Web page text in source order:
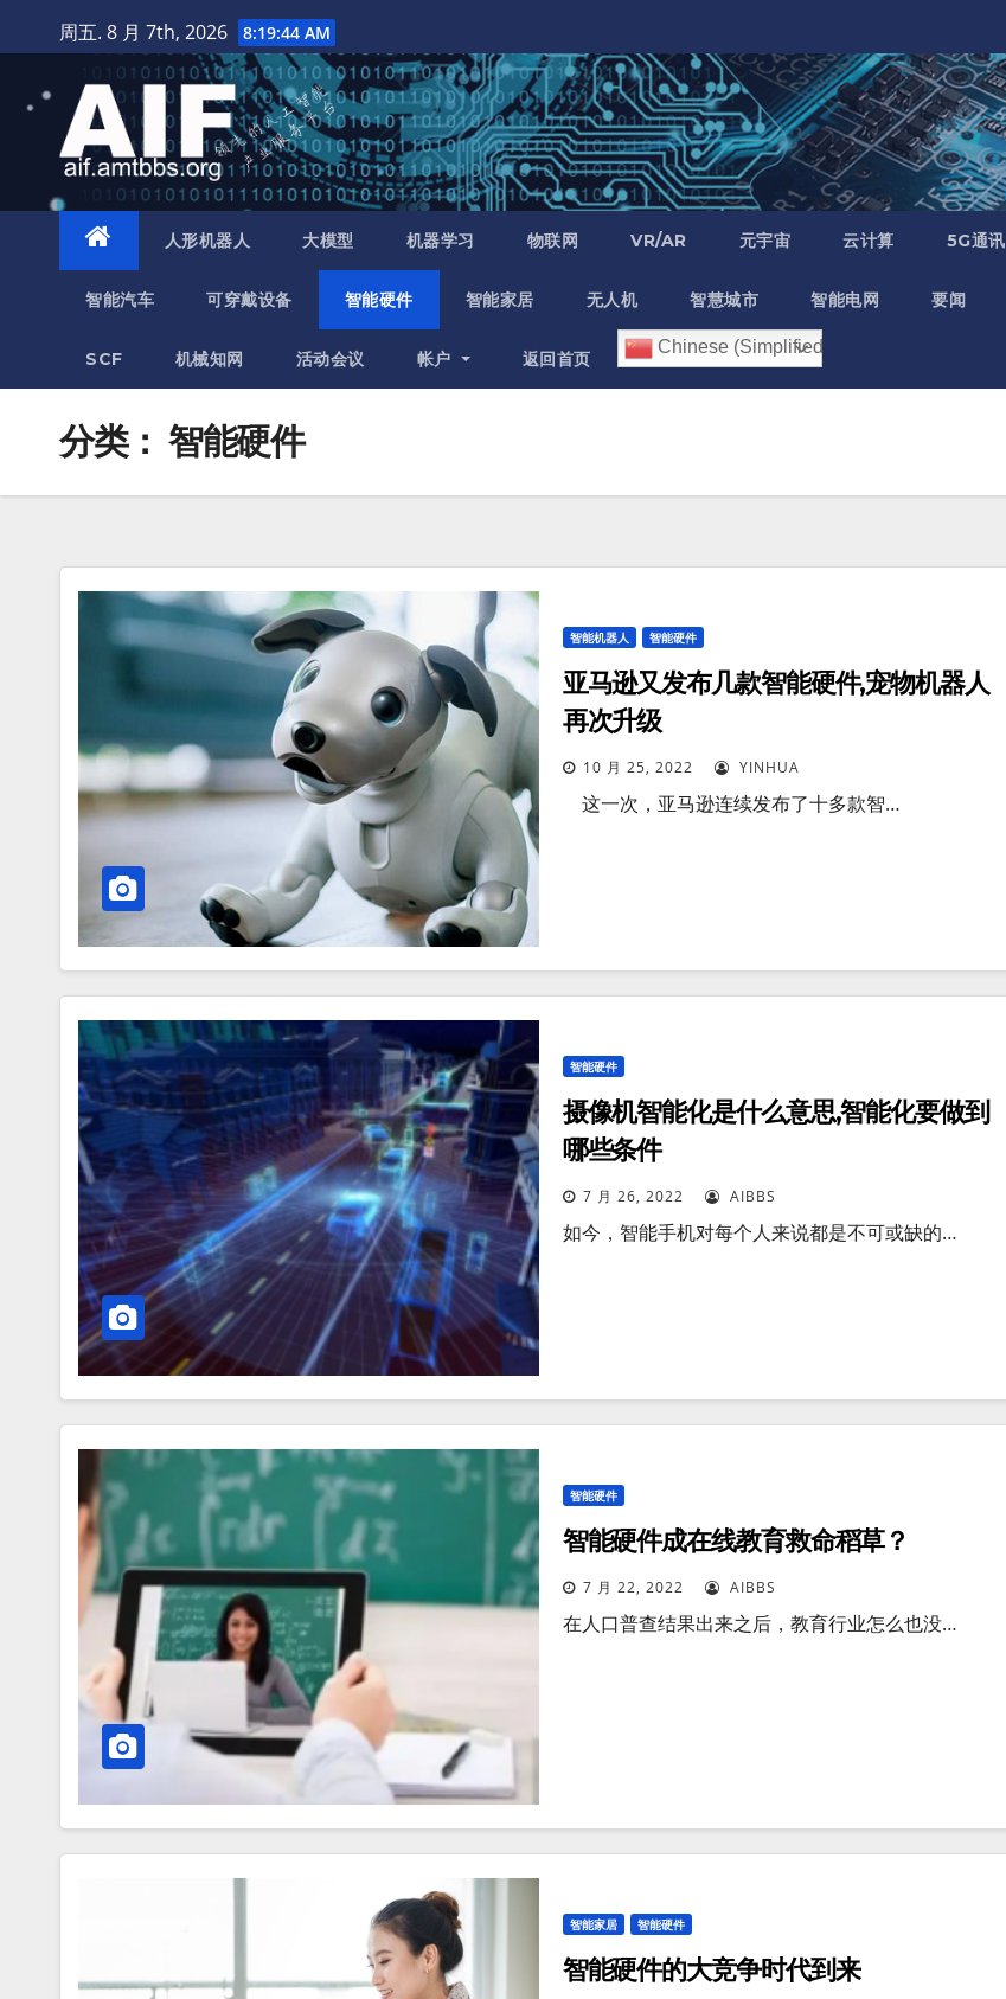
至
周五. 8 月 7th, 2026 8:19:45 AM
人形机器人 大模型 机器学习 物联网 VR/AR 元宇宙 云计算 5G通讯
智能汽车 可穿戴设备 智能硬件 智能家居 无人机 智慧城市 智能电网 要闻
SCF 机械知网 活动会议 帐户 返回首页
Chinese (Simplified)
分类： 智能硬件
智能机器人 智能硬件
亚马逊又发布几款智能硬件,宠物机器人
再次升级
10 月 25, 2022 YINHUA
这一次，亚马逊连续发布了十多款智…
智能硬件
摄像机智能化是什么意思,智能化要做到
哪些条件
7 月 26, 2022 AIBBS
如今，智能手机对每个人来说都是不可或缺的…
智能硬件
智能硬件成在线教育救命稻草？
7 月 22, 2022 AIBBS
在人口普查结果出来之后，教育行业怎么也没…
智能家居 智能硬件
智能硬件的大竞争时代到来